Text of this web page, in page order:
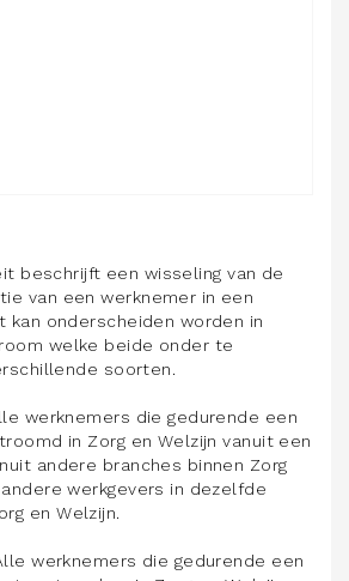
beschrijft een wisseling van de
van een werknemer in een
kan onderscheiden worden in
welke beide onder te
soorten.
werknemers die gedurende een
in Zorg en Welzijn vanuit een
andere branches binnen Zorg
werkgevers in dezelfde
en Welzijn.
werknemers die gedurende een